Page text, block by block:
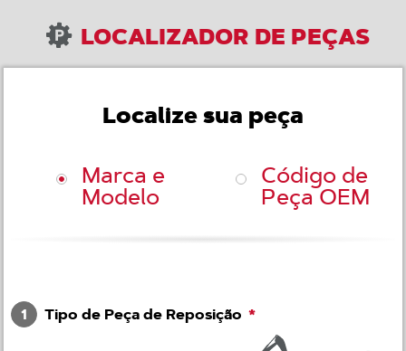
LOCALIZADOR DE PEÇAS
Localize sua peça
Marca e
Modelo
Código de
Peça OEM
1 Tipo de Peça de Reposição